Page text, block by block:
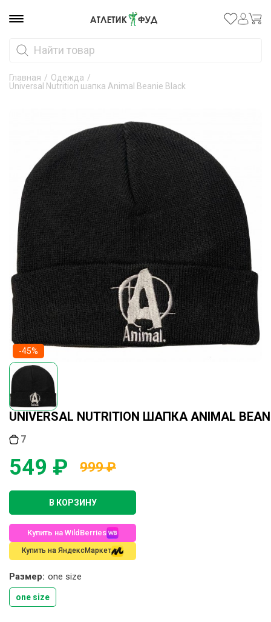
Главная / Одежда /
Universal Nutrition шапка Animal Beanie Black
-45%
UNIVERSAL NUTRITION ШАПКА ANIMAL
7
549 ₽ 999 ₽
В КОРЗИНУ
Купить на WildBerries
Купить на ЯндексМаркет
Размер: one size
one size